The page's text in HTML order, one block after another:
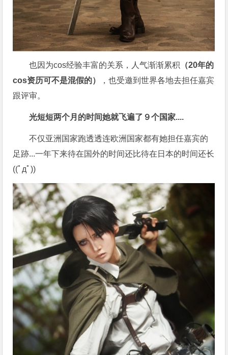
也因为cos经验丰富的关系，人气渐渐累积 （20年的
cos资历可不是混假的）
，也受邀到世界各地去担任嘉宾
跟评审。
光短短两个月的时间她就飞遍了９个国家....
不仅亚洲国家跑透透连欧洲国家都有她担任嘉宾的
足跡...一年下来待在国外的时间还比待在日本的时间还长
((ﾟдﾟ))